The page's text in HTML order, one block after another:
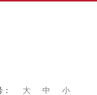
大 中 小